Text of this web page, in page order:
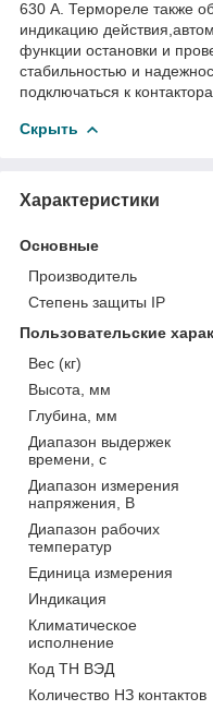
630 А. Термореле также
индикацию
функции остановки и
стабильностью и
подключаться к
Скрыть
Характеристики
Основные
Производитель
Степень защиты IP
Пользовательские
Вес (кг)
Высота, мм
Глубина, мм
Диапазон выдержек
времени, с
Диапазон измерения
напряжения, В
Диапазон рабочих
температур
Единица измерения
Индикация
Климатическое
исполнение
Код ТН ВЭД
Количество НЗ контактов